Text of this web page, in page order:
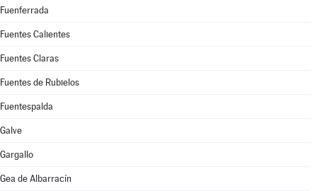
Fuenferrada
Fuentes Calientes
Fuentes Claras
Fuentes de Rubielos
Fuentespalda
Galve
Gargallo
Gea de Albarracín